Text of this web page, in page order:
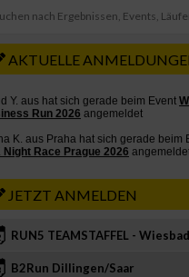
AKTUELLE
JETZT ANMELDEN
RUN5 TEAMSTAFFEL -
B2Run Dillingen/Saar